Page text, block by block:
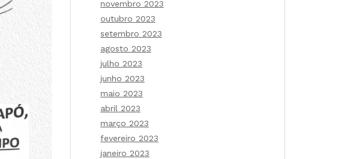
novembro 2023
outubro 2023
setembro 2023
agosto 2023
julho 2023
junho 2023
maio 2023
abril 2023
março 2023
fevereiro 2023
janeiro 2023